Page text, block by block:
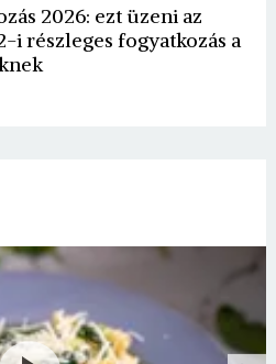
2026: ezt üzeni az
i részleges fogyatkozás a